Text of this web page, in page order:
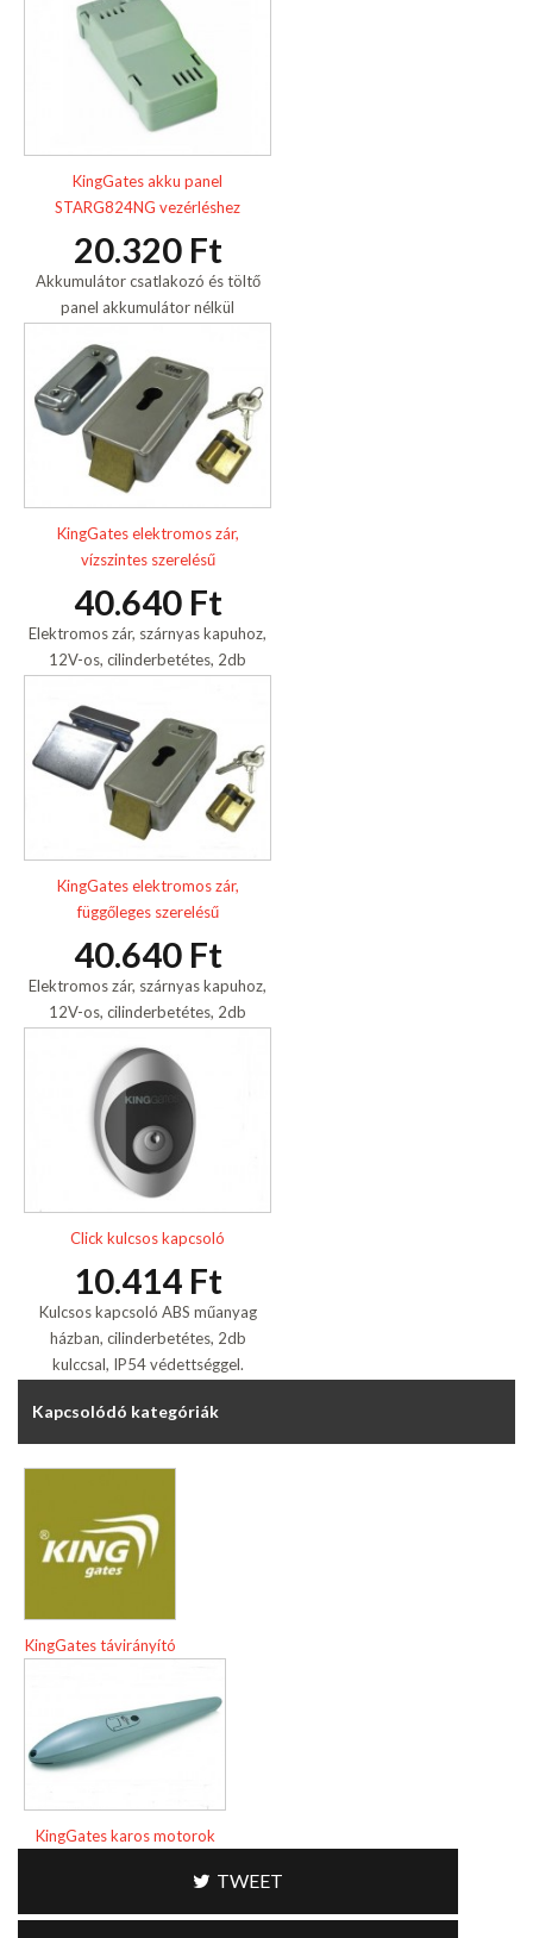
KingGates akku panel
STARG824NG vezérléshez
20.320 Ft
Akkumulátor csatlakozó és töltő
panel akkumulátor nélkül
KingGates elektromos zár,
vízszintes szerelésű
40.640 Ft
Elektromos zár, szárnyas kapuhoz,
12V-os, cilinderbetétes, 2db
KingGates elektromos zár,
függőleges szerelésű
40.640 Ft
Elektromos zár, szárnyas kapuhoz,
12V-os, cilinderbetétes, 2db
Click kulcsos kapcsoló
10.414 Ft
Kulcsos kapcsoló ABS műanyag
házban, cilinderbetétes, 2db
kulccsal, IP54 védettséggel.
Kapcsolódó kategóriák
KingGates távirányító
KingGates karos motorok
TWEET